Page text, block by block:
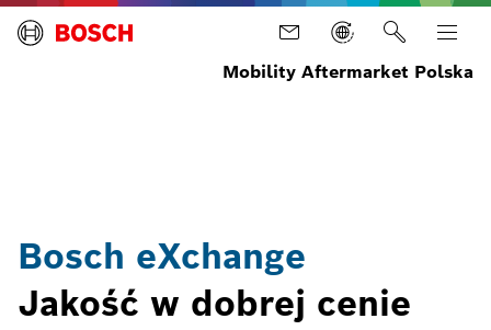
Mobility Aftermarket Polska
Bosch eXchange
Jakość w dobrej cenie